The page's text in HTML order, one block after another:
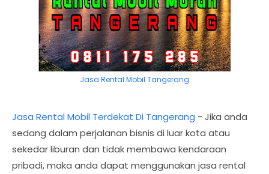
Jasa Rental Mobil Tangerang
Jasa Rental Mobil Terdekat Di Tangerang - Jika anda
sedang dalam perjalanan bisnis di luar kota atau
sekedar liburan dan tidak membawa kendaraan
pribadi, maka anda dapat menggunakan jasa rental